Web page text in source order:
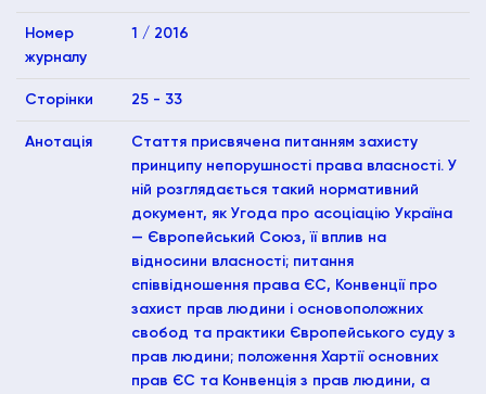
Номер
журналу
1 / 2016
Сторінки 25 - 33
Анотація
Стаття присвячена питанням захисту
принципу непорушності права власності. У
ній розглядається такий нормативний
документ, як Угода про асоціацію Україна
— Європейський Союз, її вплив на
відносини власності; питання
cпіввідношення права ЄС, Конвенції про
захист прав людини і основоположних
свобод та практики Європейського суду з
прав людини; положення Хартії основних
прав ЄС та Конвенція з прав людини, а